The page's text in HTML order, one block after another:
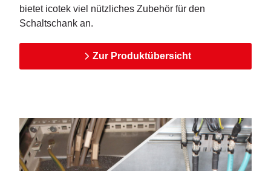
bietet icotek viel nützliches Zubehör für den
Schaltschank an.
Zur Produktübersicht